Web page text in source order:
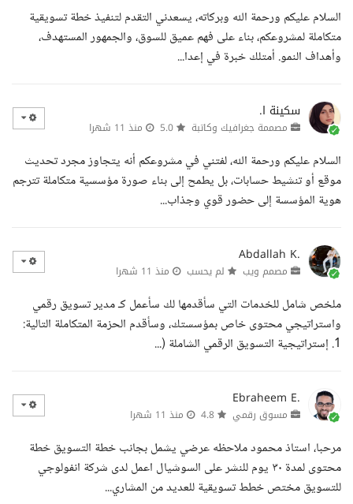
السلام عليكم ورحمة الله وبركاته، يسعدني التقدم لتنفيذ خطة تسويقية
متكاملة لمشروعكم، بناء على فهم عميق للسوق، والجمهور المستهدف،
وأهداف النمو. أمتلك خبرة في إعدا...
سكينة ا.
مصممة جغرافيك وكاتبة منذ 11 شهرا
السلام عليكم ورحمة الله، لفتني في مشروعكم أنه يتجاوز مجرد تحديث
موقع أو تنشيط حسابات، بل يطمح إلى بناء صورة مؤسسية متكاملة تترجم
هوية المؤسسة إلى حضور قوي وجذاب...
Abdallah K.
مصمم ويب لم يحسب منذ 11 شهرا
ملخص شامل للخدمات التي سأقدمها لك سأعمل كـ مدير تسويق رقمي
واستراتيجي محتوى خاص بمؤسستك، وسأقدم الحزمة المتكاملة التالية:
1. إستراتيجية التسويق الرقمي الشاملة (...
Ebraheem E.
مسوق رقمي منذ 11 شهرا
مرحبا، استاذ محمود ملاحظه عرضي يشمل بجانب خطة التسويق خطة
محتوى لمدة ٣٠ يوم للنشر على السوشيال اعمل لدى شركة انفولوجي
للتسويق مختص خطط تسويقية للعديد من المشاري...